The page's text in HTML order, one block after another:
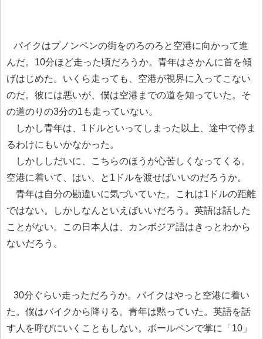
バイクはプノンペンの街をのろのろと空港に向かって進
んだ。10分ほど走った頃だろうか。青年はさかんに首を傾
げはじめた。いくら走っても、空港が視界に入ってこない
のだ。彼には悪いが、僕は空港までの道を知っていた。そ
の道のりの3分の1も走っていない。
しかし青年は、1ドルといってしまった以上、途中で停ま
るわけにもいかなかった。
しかししだいに、こちらのほうが心苦しくなってくる。
空港に着いて、はい、と1ドルを渡せばいいのだろうか。
青年は自分の勘違いに気づいていた。これは1ドルの距離
ではない。しかしなんといえばいいだろう。英語は話した
ことがない。この日本人は、カンボジア語はきっとわから
ないだろう。
30分ぐらい走っただろうか。バイクはやっと空港に着い
た。僕はバイクから降りる。青年は黙っていた。英語を話
す人を呼びにいくこともしない。ボールペンで掌に「10」